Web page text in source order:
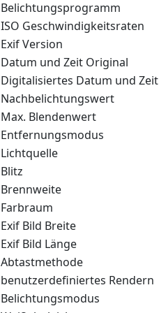
Belichtungsprogramm
ISO Geschwindigkeitsraten
Exif Version
Datum und Zeit Original
Digitalisiertes Datum und Zeit
Nachbelichtungswert
Max. Blendenwert
Entfernungsmodus
Lichtquelle
Blitz
Brennweite
Farbraum
Exif Bild Breite
Exif Bild Länge
Abtastmethode
benutzerdefiniertes Rendern
Belichtungsmodus